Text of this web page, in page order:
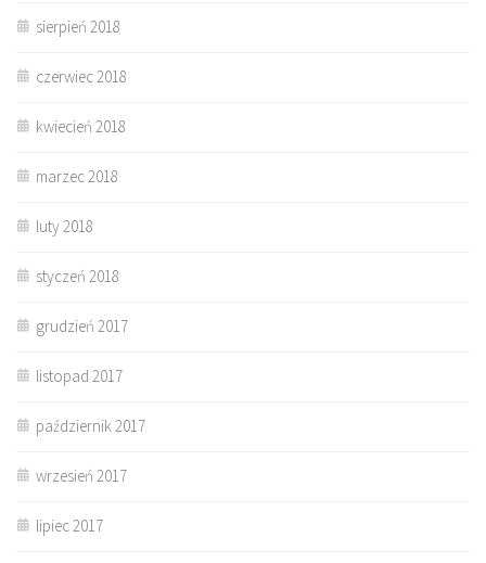
sierpień 2018
czerwiec 2018
kwiecień 2018
marzec 2018
luty 2018
styczeń 2018
grudzień 2017
listopad 2017
październik 2017
wrzesień 2017
lipiec 2017